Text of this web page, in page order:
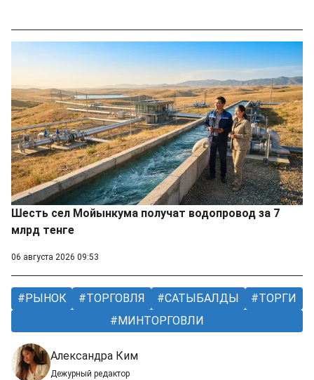
Шесть сел Мойынкума получат водопровод за 7
млрд тенге
06 августа 2026 09:53
РЫНОК ТОРГОВЛЯ САТЫБАЛДЫ
ТОРГИ
МИНТОРГОВЛИ
Александра Ким
Дежурный редактор